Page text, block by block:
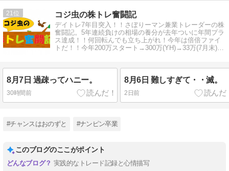
21 コジ虫の株トレ奮闘記
デイトレ7年目突入！！さぼりーマン兼業トレーダーの株
奮闘記。5年連続負けの相場の養分が去年ついに年間プラ
ス達成！！何回転んでも立ち上がれ！今年は倍倍ファイ
トだ！！今年200万スタート→300万(YH)→33万(7月末)→
8月7日 過疎ってハニー。
30時間前
8月6日 難しすぎて・・滅。
2日前
#チャンスはおのずと #ナンピン卒業
このブログのここがポイント
実践的なトレード記録と心情描写